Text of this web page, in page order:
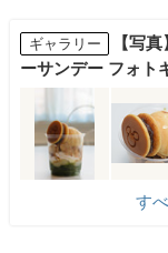
ギャラリー
【写
ーサンデー フォト
す